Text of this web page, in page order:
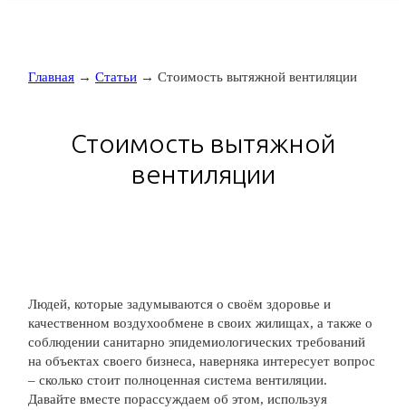
Главная → Статьи → Стоимость вытяжной вентиляции
Стоимость вытяжной
вентиляции
Людей, которые задумываются о своём здоровье и
качественном воздухообмене в своих жилищах, а также о
соблюдении санитарно эпидемиологических требований
на объектах своего бизнеса, наверняка интересует вопрос
– сколько стоит полноценная система вентиляции.
Давайте вместе порассуждаем об этом, используя